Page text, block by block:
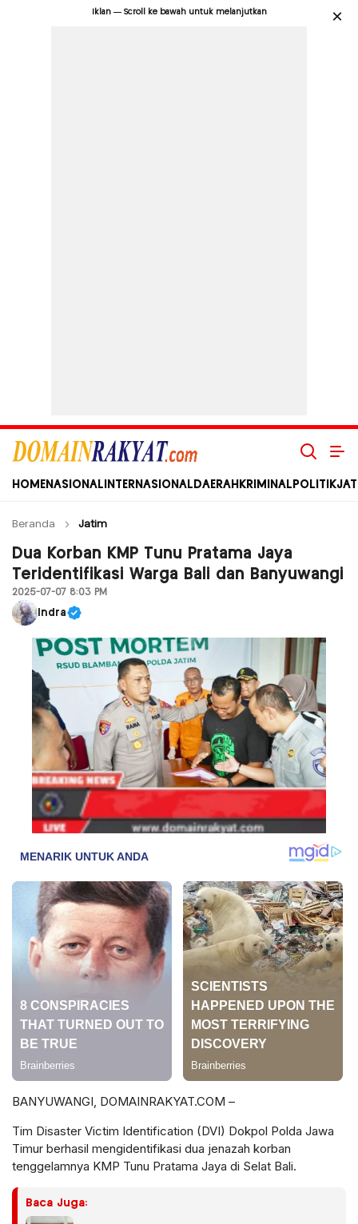
Iklan — Scroll ke bawah untuk melanjutkan ×
Domain Rakyat
Berita Hari Ini Terkini dan Terbaru Indonesia dan Internasional
HOME NASIONAL INTERNASIONAL DAERAH KRIMINAL POLITIK
Beranda Jatim
Dua Korban KMP Tunu Pratama Jaya
Teridentifikasi Warga Bali dan Banyuwangi
2025-07-07 8:03 PM
Indra
BANYUWANGI, DOMAINRAKYAT.COM –
Tim Disaster Victim Identification (DVI) Dokpol Polda Jawa
Timur berhasil mengidentifikasi dua jenazah korban
tenggelamnya KMP Tunu Pratama Jaya di Selat Bali.
Baca Juga: